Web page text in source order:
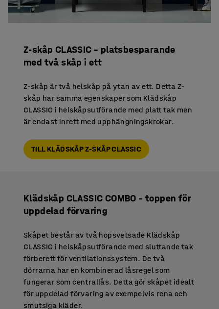
Z-skåp CLASSIC – platsbesparande
med två skåp i ett
Z-skåp är två helskåp på ytan av ett. Detta Z-
skåp har samma egenskaper som Klädskåp
CLASSIC i helskåpsutförande med platt tak men
är endast inrett med upphängningskrokar.
TILL KLÄDSKÅP Z-SKÅP CLASSIC
Klädskåp CLASSIC COMBO – toppen för
uppdelad förvaring
Skåpet består av två hopsvetsade Klädskåp
CLASSIC i helskåpsutförande med sluttande tak
förberett för ventilationssystem. De två
dörrarna har en kombinerad låsregel som
fungerar som centrallås. Detta gör skåpet idealt
för uppdelad förvaring av exempelvis rena och
smutsiga kläder.